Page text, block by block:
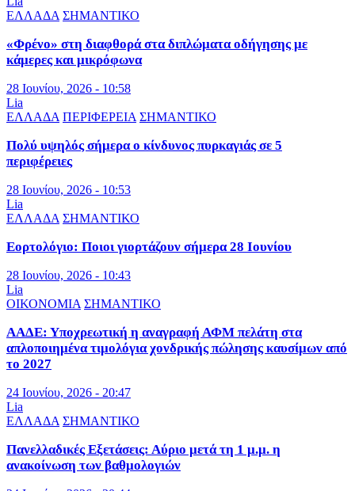
ΕΛΛΑΔΑ ΣΗΜΑΝΤΙΚΟ
«Φρένο» στη διαφθορά στα διπλώματα οδήγησης με
κάμερες και μικρόφωνα
28 Ιουνίου, 2026 - 10:58
Lia
ΕΛΛΑΔΑ ΠΕΡΙΦΕΡΕΙΑ ΣΗΜΑΝΤΙΚΟ
Πολύ υψηλός σήμερα ο κίνδυνος πυρκαγιάς σε 5
περιφέρειες
28 Ιουνίου, 2026 - 10:53
Lia
ΕΛΛΑΔΑ ΣΗΜΑΝΤΙΚΟ
Εορτολόγιο: Ποιοι γιορτάζουν σήμερα 28 Ιουνίου
28 Ιουνίου, 2026 - 10:43
Lia
ΟΙΚΟΝΟΜΙΑ ΣΗΜΑΝΤΙΚΟ
ΑΑΔΕ: Υποχρεωτική η αναγραφή ΑΦΜ πελάτη στα
απλοποιημένα τιμολόγια χονδρικής πώλησης καυσίμων από
το 2027
24 Ιουνίου, 2026 - 20:47
Lia
ΕΛΛΑΔΑ ΣΗΜΑΝΤΙΚΟ
Πανελλαδικές Εξετάσεις: Αύριο μετά τη 1 μ.μ. η
ανακοίνωση των βαθμολογιών